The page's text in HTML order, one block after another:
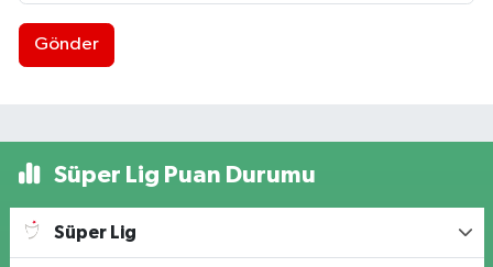
Gönder
Süper Lig Puan Durumu
Süper Lig